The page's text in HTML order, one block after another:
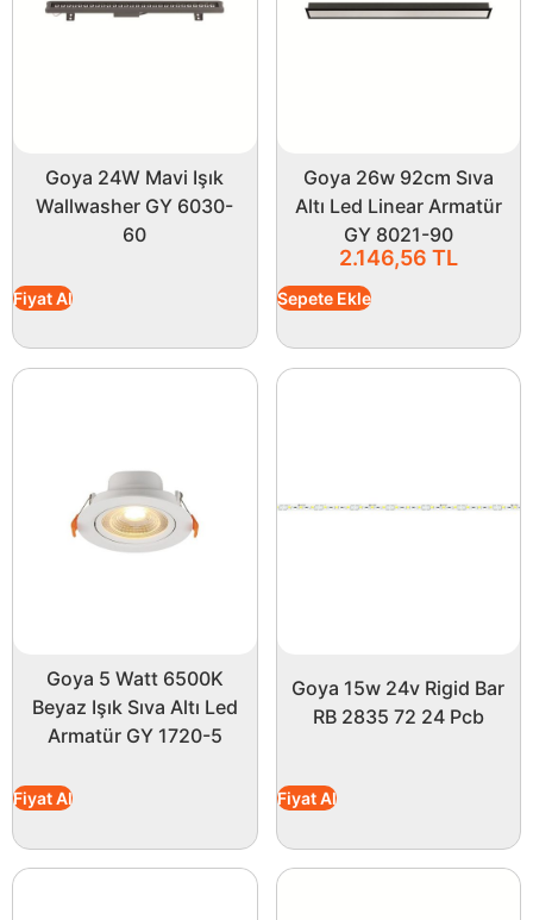
Goya 24W Mavi Işık
Wallwasher GY 6030-
60
Fiyat Al
Goya 26w 92cm Sıva
Altı Led Linear Armatür
GY 8021-90
2.146,56 TL
Sepete Ekle
Goya 5 Watt 6500K
Beyaz Işık Sıva Altı Led
Armatür GY 1720-5
Fiyat Al
Goya 15w 24v Rigid Bar
RB 2835 72 24 Pcb
Fiyat Al